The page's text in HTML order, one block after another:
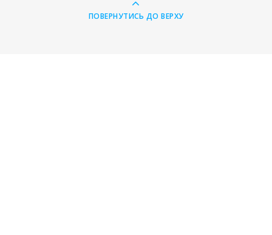
ПОВЕРНУТИСЬ ДО ВЕРХУ